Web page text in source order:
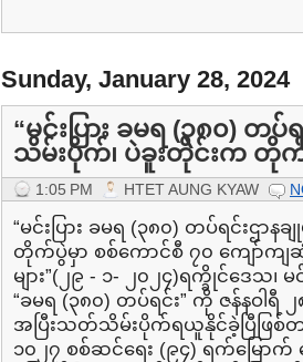
Sunday, January 28, 2024
“မင်းပြား ခမရ (၃၈၀) တ
သိမ်းပိုက်၊ ပဲခူးတိုင်းက တို
1:05 PM HTET AUNG KYAW
“မင်းပြား ခမရ (၃၈၀) တပ်ရင်းဌာ
တိုက်ပွဲမှာ စစ်ကောင်စီ ၇၀ ကျော်က
များ”(၂၉ - ၁- ၂၀၂၄)ရက္ခိုင်ဒေသ၊
“ခမရ (၃၈၀) တပ်ရင်း” ကို ဇန်နဝါရီ
အပြီးသတ်သိမ်းပိုက်ရယူနိုင်ခဲ့ပြီဖြ
၁၀၂၇ စစ်ဆင်ရေး (၉၄) ရက်မြောက်